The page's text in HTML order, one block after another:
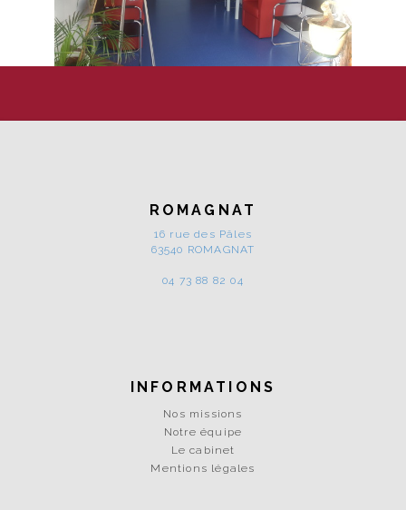
ROMAGNAT
16 rue des Pâles
63540 ROMAGNAT
04 73 88 82 04
INFORMATIONS
Nos missions
Notre équipe
Le cabinet
Mentions légales